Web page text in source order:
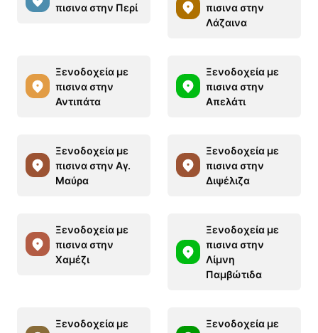
πισινα στην Περί
πισινα στην
Λάζαινα
Ξενοδοχεία με
πισινα στην
Αντιπάτα
Ξενοδοχεία με
πισινα στην
Απελάτι
Ξενοδοχεία με
πισινα στην Αγ.
Μαύρα
Ξενοδοχεία με
πισινα στην
Διψέλιζα
Ξενοδοχεία με
πισινα στην
Χαμέζι
Ξενοδοχεία με
πισινα στην
Λίμνη
Παμβώτιδα
Ξενοδοχεία με
Ξενοδοχεία με